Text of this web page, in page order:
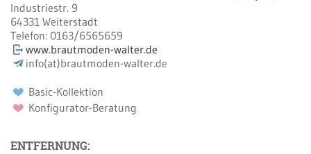
Industriestr. 9
64331 Weiterstadt
Telefon: 0163/6565659
www.brautmoden-walter.de
info(at)brautmoden-walter.de
Basic-Kollektion
Konfigurator-Beratung
ENTFERNUNG: